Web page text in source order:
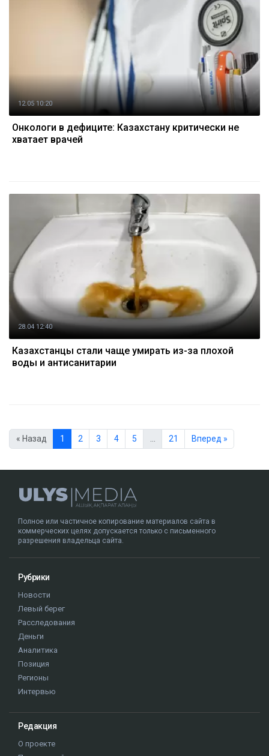
12.05 10:20
Онкологи в дефиците: Казахстану критически не
хватает врачей
28.04 12:40
Казахстанцы стали чаще умирать из-за плохой
воды и антисанитарии
« Назад 1 2 3 4 5 … 21 Вперед »
Полное или частичное копирование материалов сайта в
коммерческих целях допускается только с письменного
разрешения владельца сайта.
Рубрики
Новости
Левый берег
Расследования
Деньги
Аналитика
Позиция
Регионы
Интервью
Редакция
О проекте